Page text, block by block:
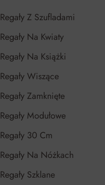
Regały Z Szufladami
Regały Na Kwiaty
Regały Na Książki
Regały Wiszące
Regały Zamknięte
Regały Modułowe
Regały 30 Cm
Regały Na Nóżkach
Regały Szklane